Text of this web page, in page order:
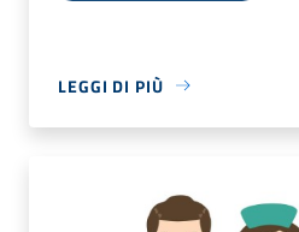
LEGGI DI PIÙ